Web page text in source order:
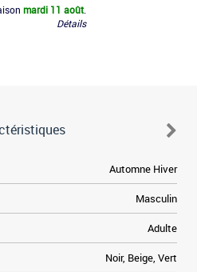
mardi 11 août
Détails
Automne Hiver
Masculin
Adulte
Noir, Beige, Vert